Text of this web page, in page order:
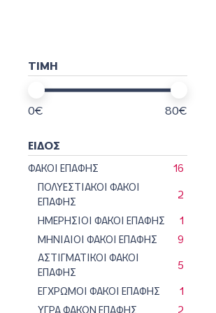
ΤΙΜΗ
0€ 80€
ΕΙΔΟΣ
ΦΑΚΟΙ ΕΠΑΦΗΣ
16
ΠΟΛΥΕΣΤΙΑΚΟΙ ΦΑΚΟΙ
ΕΠΑΦΗΣ
2
ΗΜΕΡΗΣΙΟΙ ΦΑΚΟΙ ΕΠΑΦΗΣ
1
ΜΗΝΙΑΙΟΙ ΦΑΚΟΙ ΕΠΑΦΗΣ
9
ΑΣΤΙΓΜΑΤΙΚΟΙ ΦΑΚΟΙ
ΕΠΑΦΗΣ
5
ΕΓΧΡΩΜΟΙ ΦΑΚΟΙ ΕΠΑΦΗΣ
1
ΥΓΡΑ ΦΑΚΩΝ ΕΠΑΦΗΣ
2